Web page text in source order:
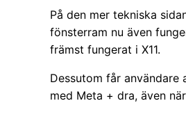
På den mer tekniska
fönsterram nu även
främst fungerat i X11.
Dessutom får
med Meta + dra, även